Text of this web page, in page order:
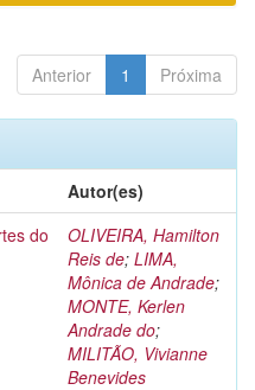
Anterior 1 Próxima
Autor(es)
do
OLIVEIRA, Hamilton
Reis de; LIMA,
Mônica de Andrade;
MONTE, Kerlen
Andrade do;
MILITÃO, Vivianne
Benevides